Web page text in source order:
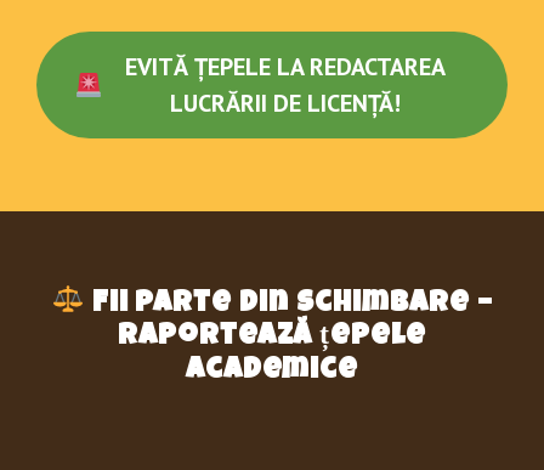
EVITĂ ȚEPELE LA REDACTAREA
LUCRĂRII DE LICENȚĂ!
Fii parte din schimbare –
raportează țepele
academice